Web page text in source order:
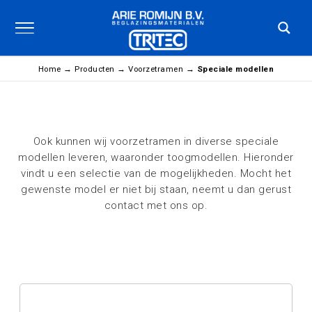
Home →Producten →Voorzetramen → Speciale modellen
Ook kunnen wij voorzetramen in diverse speciale
modellen leveren, waaronder toogmodellen. Hieronder
vindt u een selectie van de mogelijkheden. Mocht het
gewenste model er niet bij staan, neemt u dan gerust
contact met ons op.